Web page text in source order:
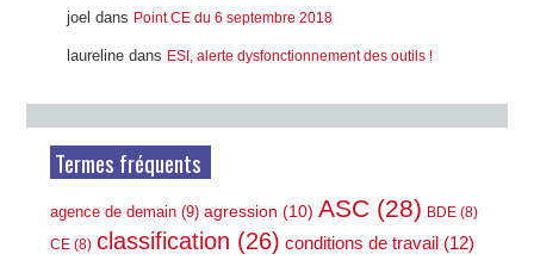
joel dans Point CE du 6 septembre 2018
laureline dans ESI, alerte dysfonctionnement des outils !
Termes fréquents
agence de demain (9) agression (10) ASC (28) BDE (8)
CE (8) classification (26) conditions de travail (12)